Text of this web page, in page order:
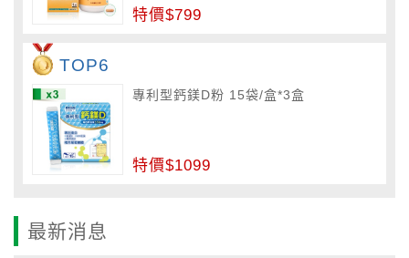
特價$799
TOP6
專利型鈣鎂D粉 15袋/盒*3盒
特價$1099
最新消息